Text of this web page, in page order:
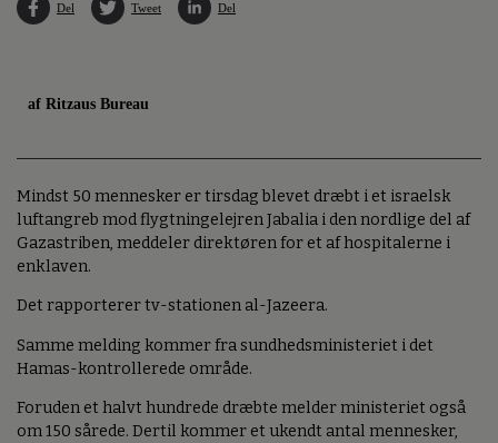
Del Tweet Del
af Ritzaus Bureau
Mindst 50 mennesker er tirsdag blevet dræbt i et israelsk
luftangreb mod flygtningelejren Jabalia i den nordlige del af
Gazastriben, meddeler direktøren for et af hospitalerne i
enklaven.
Det rapporterer tv-stationen al-Jazeera.
Samme melding kommer fra sundhedsministeriet i det
Hamas-kontrollerede område.
Foruden et halvt hundrede dræbte melder ministeriet også
om 150 sårede. Dertil kommer et ukendt antal mennesker,